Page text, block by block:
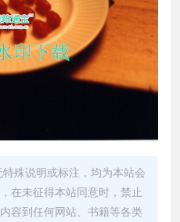
殊说明或标注，均为本站会
在未征得本站同意时，禁止
容到任何网站、书籍等各类